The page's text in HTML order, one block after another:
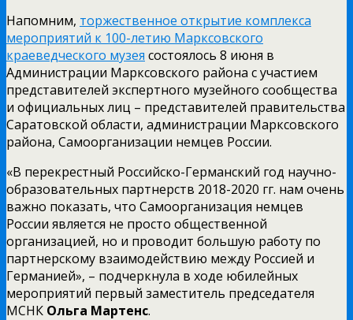
Напомним, торжественное открытие комплекса
мероприятий к 100-летию Марксовского
краеведческого музея состоялось 8 июня в
Администрации Марксовского района с участием
представителей экспертного музейного сообщества
и официальных лиц – представителей правительства
Саратовской области, администрации Марксовского
района, Самоорганизации немцев России.
«В перекрестный Российско-Германский год научно-
образовательных партнерств 2018-2020 гг. нам очень
важно показать, что Самоорганизация немцев
России является не просто общественной
организацией, но и проводит большую работу по
партнерскому взаимодействию между Россией и
Германией», – подчеркнула в ходе юбилейных
мероприятий первый заместитель председателя
МСНК Ольга Мартенс.